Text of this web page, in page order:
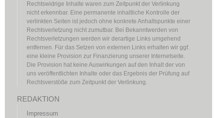
Rechtswidrige Inhalte waren zum Zeitpunkt der Verlinkung
nicht erkennbar. Eine permanente inhaltliche Kontrolle der
verlinkten Seiten ist jedoch ohne konkrete Anhaltspunkte einer
Rechtsverletzung nicht zumutbar. Bei Bekanntwerden von
Rechtsverletzungen werden wir derartige Links umgehend
entfernen. Für das Setzen von externen Links erhalten wir ggf.
eine kleine Provision zur Finanzierung unserer Internetseite.
Die Provision hat keine Auswirkungen auf den Inhalt der von
uns veröffentlichten Inhalte oder das Ergebnis der Prüfung auf
Rechtsverstöße zum Zeitpunkt der Verlinkung.
REDAKTION
Impressum